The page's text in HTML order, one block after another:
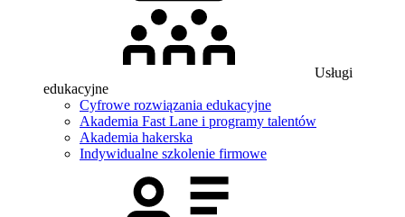
Usługi
edukacyjne
Cyfrowe rozwiązania edukacyjne
Akademia Fast Lane i programy talentów
Akademia hakerska
Indywidualne szkolenie firmowe